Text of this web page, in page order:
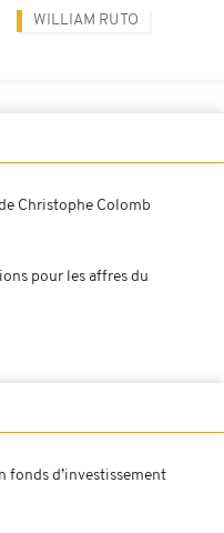
WILLIAM RUTO
Christophe Colomb
pour les affres du
fonds d’investissement